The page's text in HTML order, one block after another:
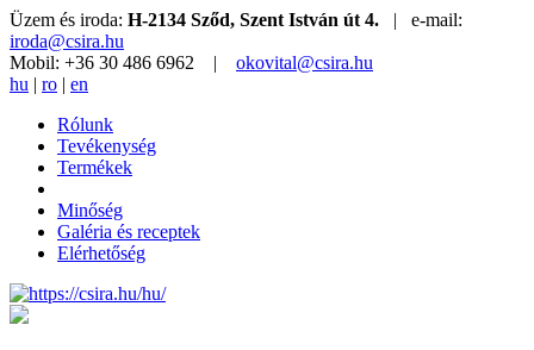
Üzem és iroda: H-2134 Sződ, Szent István út 4. | e-mail:
iroda@csira.hu
Mobil: +36 30 486 6962 | okovital@csira.hu
hu | ro | en
Rólunk
Tevékenység
Termékek
Minőség
Galéria és receptek
Elérhetőség